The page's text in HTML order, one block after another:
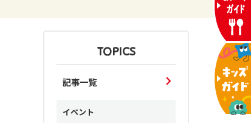
TOPICS
記事一覧
イベント